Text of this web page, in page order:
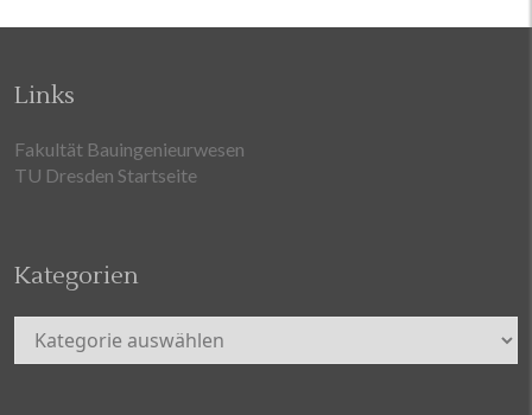
Links
Fakultät Bauingenieurwesen
TU Dresden Startseite
Kategorien
Kategorien